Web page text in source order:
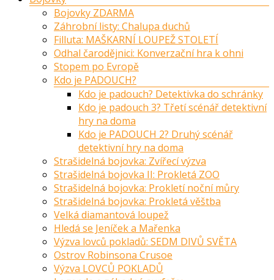
Bojovky ZDARMA
Záhrobní listy: Chalupa duchů
Filluta: MAŠKARNÍ LOUPEŽ STOLETÍ
Odhal čarodějnici: Konverzační hra k ohni
Stopem po Evropě
Kdo je PADOUCH?
Kdo je padouch? Detektivka do schránky
Kdo je padouch 3? Třetí scénář detektivní
hry na doma
Kdo je PADOUCH 2? Druhý scénář
detektivní hry na doma
Strašidelná bojovka: Zvířecí výzva
Strašidelná bojovka II: Prokletá ZOO
Strašidelná bojovka: Prokletí noční můry
Strašidelná bojovka: Prokletá věštba
Velká diamantová loupež
Hledá se Jeníček a Mařenka
Výzva lovců pokladů: SEDM DIVŮ SVĚTA
Ostrov Robinsona Crusoe
Výzva LOVCŮ POKLADŮ